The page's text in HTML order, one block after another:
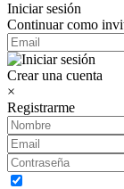
Iniciar sesión
Continuar como
Crear una cuenta
×
Registrarme